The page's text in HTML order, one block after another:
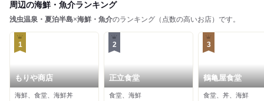
周辺の海鮮・魚介ランキング
浅虫温泉・夏泊半島×海鮮・魚介のランキング（点数の高いお店）です。
1
もりや商店
海鮮、食堂、海鮮丼
2
正立食堂
食堂、海鮮
3
鶴亀屋食堂
食堂、丼、海鮮